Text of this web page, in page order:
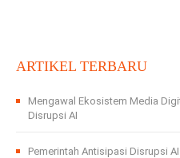
ARTIKEL TERBARU
Mengawal Ekosistem Media
Disrupsi AI
Pemerintah Antisipasi Disrupsi